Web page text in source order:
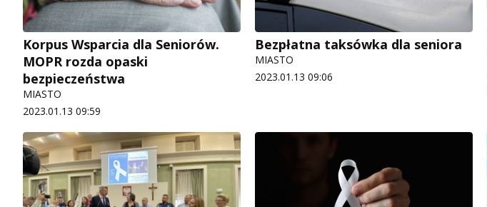
Korpus Wsparcia dla Seniorów.
MOPR rozda opaski
bezpieczeństwa
MIASTO
2023.01.13 09:59
Bezpłatna taksówka dla seniora
MIASTO
2023.01.13 09:06